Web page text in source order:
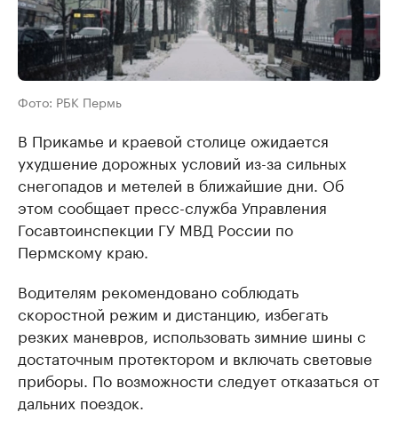
Фото: РБК Пермь
В Прикамье и краевой столице ожидается
ухудшение дорожных условий из-за сильных
снегопадов и метелей в ближайшие дни. Об
этом сообщает пресс-служба Управления
Госавтоинспекции ГУ МВД России по
Пермскому краю.
Водителям рекомендовано соблюдать
скоростной режим и дистанцию, избегать
резких маневров, использовать зимние шины с
достаточным протектором и включать световые
приборы. По возможности следует отказаться от
дальних поездок.